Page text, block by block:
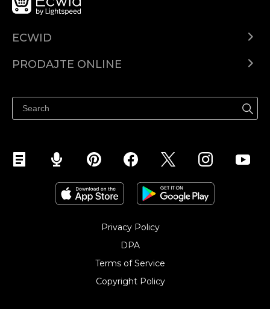
ECWID
PRODAJTE ONLINE
Privacy Policy
DPA
Terms of Service
Copyright Policy‎